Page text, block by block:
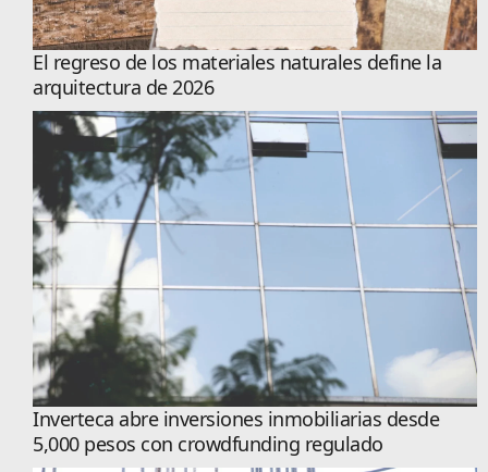
El regreso de los materiales naturales define la
arquitectura de 2026
Inverteca abre inversiones inmobiliarias desde
5,000 pesos con crowdfunding regulado